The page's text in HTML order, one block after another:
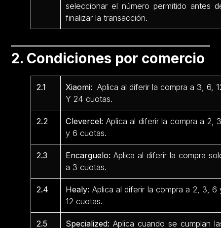
seleccionar el número permitido antes
finalizar la transacción.
2. Condiciones por comercio
2.1 Xiaomi: Aplica al diferir la compra a 3, 6,
Y 24 cuotas.
2.2 Clevercel: Aplica al diferir la compra a 2,
y 6 cuotas.
2.3 Encarguelo:Aplica al diferir la compra
a 3 cuotas.
2.4 Healy: Aplica al diferir la compra a 2, 3, 6
12 cuotas.
2.5 Specialized:Aplica cuando se cumplan